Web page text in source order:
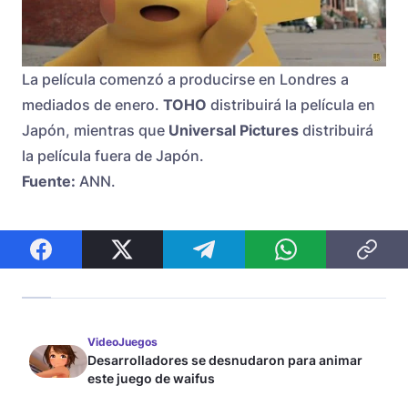
La película comenzó a producirse en Londres a
mediados de enero. TOHO distribuirá la película en
Japón, mientras que Universal Pictures distribuirá
la película fuera de Japón.
Fuente: ANN.
VideoJuegos
Desarrolladores se desnudaron para animar
este juego de waifus